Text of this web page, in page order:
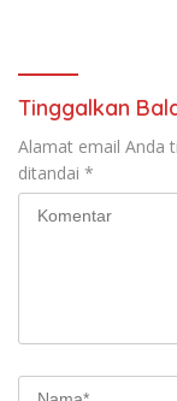
Tinggalkan
Alamat email Anda
ditandai *